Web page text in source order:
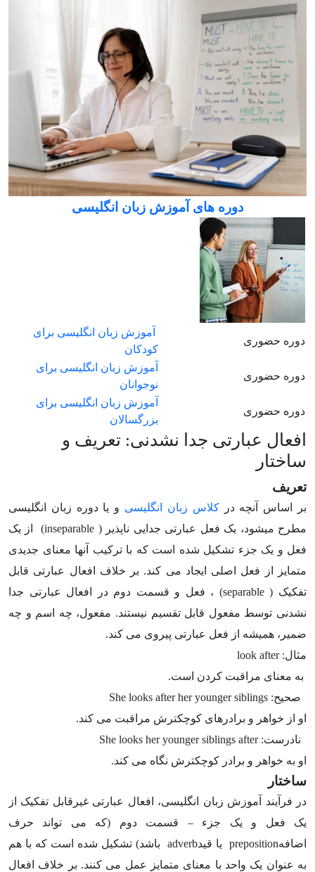
دوره های آموزش زبان انگلیسی
دوره حضوری
آموزش زبان انگلیسی برای
کودکان
دوره حضوری
آموزش زبان انگلیسی برای
نوجوانان
دوره حضوری
آموزش زبان انگلیسی برای
بزرگسالان
افعال عبارتی جدا نشدنی: تعریف و
ساختار
تعریف
بر اساس آنچه درکلاس زبان انگلیسی و یا دوره زبان انگلیسی
مطرح میشود، یک فعل عبارتی جدایی ناپذیر ( inseparable) از یک
فعل و یک جزء تشکیل شده است که با ترکیب آنها معنای جدیدی
متمایز از فعل اصلی ایجاد می کند. بر خلاف افعال عبارتی قابل
تفکیک (separable) ، فعل و قسمت دوم در افعال عبارتی جدا
نشدنی توسط مفعول قابل تقسیم نیستند. مفعول، چه اسم و چه
ضمیر، همیشه از فعل عبارتی پیروی می کند.
مثال: look after
به معنای مراقبت کردن است.
صحیح: She looks after her younger siblings
او از خواهر و برادرهای کوچکترش مراقبت می کند.
نادرست: She looks her younger siblings after
او به خواهر و برادر کوچکترش نگاه می کند.
ساختار
در فرآیند آموزش زبان انگلیسی، افعال عبارتی غیرقابل تفکیک از
یک فعل و یک جزء– قسمت دوم (که می تواند حرف
اضافهpreposition یا قیدadverb
باشد) تشکیل شده است که با هم
به عنوان یک واحد با معنای متمایز عمل می کنند. بر خلاف افعال